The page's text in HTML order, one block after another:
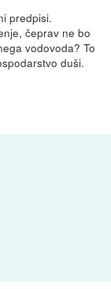
predpisi.
čeprav ne bo
vodovoda? To
duši.